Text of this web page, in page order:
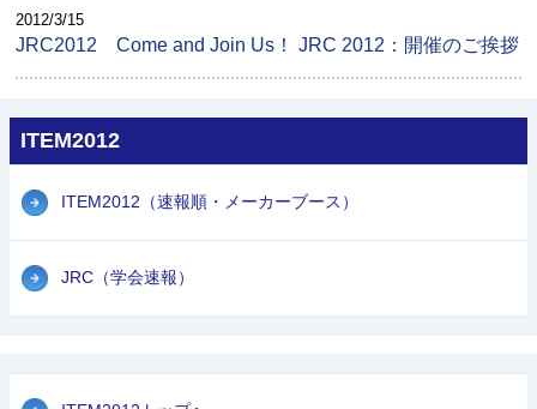
2012/3/15
JRC2012 Come and Join Us！ JRC 2012：開催のご挨拶
ITEM2012
ITEM2012（速報順・メーカーブース）
JRC（学会速報）